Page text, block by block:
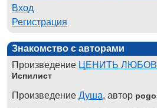
Вход
Регистрация
Знакомство с авторами
Произведение ЦЕНИТЬ
Испилист
Произведение Душа, автор